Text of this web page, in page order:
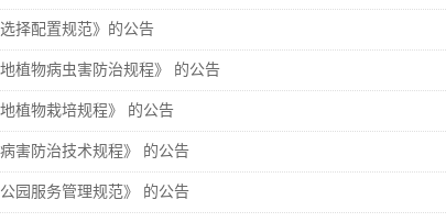
择配置规范》的公告
植物病虫害防治规程》 的公告
植物栽培规程》 的公告
害防治技术规程》 的公告
园服务管理规范》 的公告